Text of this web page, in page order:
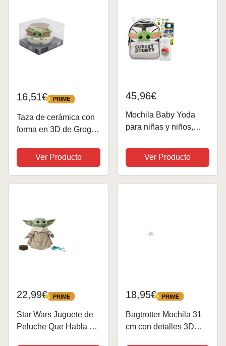
16,51€ PRIME
PRIME
Taza de cerámica con
forma en 3D de Grogu -
Ver Producto
45,96€
Mochila Baby Yoda
para niñas y niños,
Baby Yoda de 12
pulgadas, botella de
agua, calcomanías y
Ver Producto
22,99€ PRIME
PRIME
Star Wars Juguete de
Peluche Que Habla de
18,95€ PRIME
PRIME
Bagtrotter Mochila 31
cm con detalles 3D